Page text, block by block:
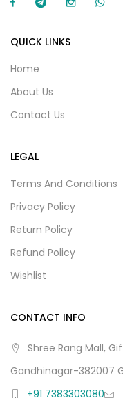
QUICK LINKS
Home
About Us
Contact Us
LEGAL
Terms And Conditions
Privacy Policy
Return Policy
Refund Policy
Wishlist
CONTACT INFO
Shree Rang Mall,
Gandhinagar-382007
+91 7383303080